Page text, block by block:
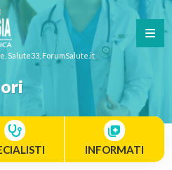
Salute33, ForumSalute.it
INFORMATI